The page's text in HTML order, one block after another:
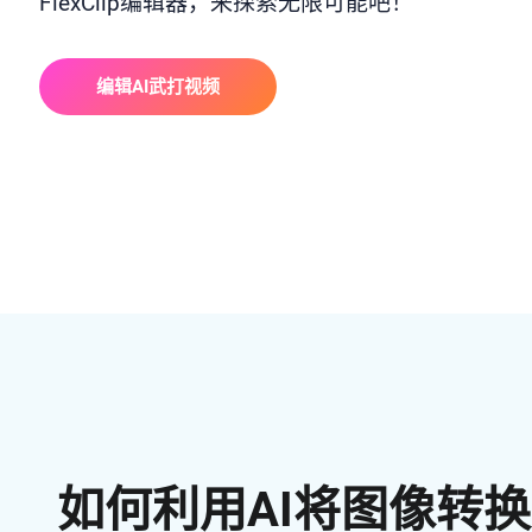
编辑AI武打视频
如何利用AI将图像转